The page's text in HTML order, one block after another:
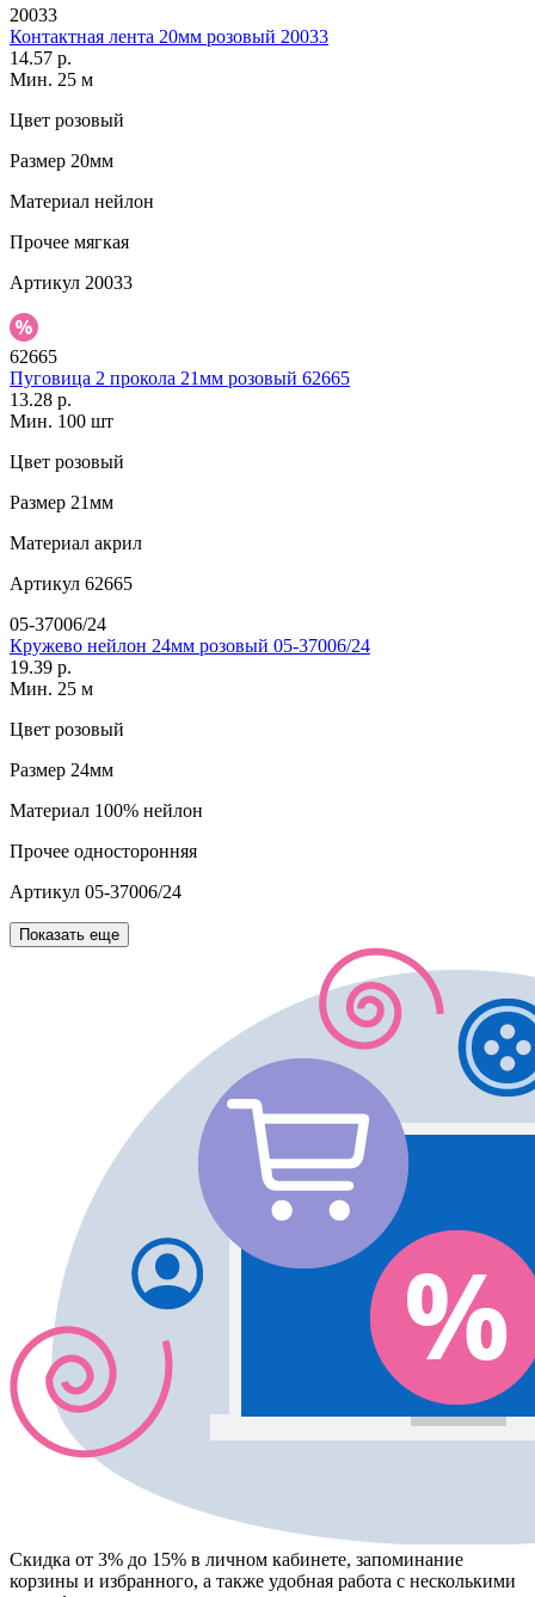
20033
Контактная лента 20мм розовый 20033
14.57 р.
Мин. 25 м
Цвет розовый
Размер 20мм
Материал нейлон
Прочее мягкая
Артикул 20033
62665
Пуговица 2 прокола 21мм розовый 62665
13.28 р.
Мин. 100 шт
Цвет розовый
Размер 21мм
Материал акрил
Артикул 62665
05-37006/24
Кружево нейлон 24мм розовый 05-37006/24
19.39 р.
Мин. 25 м
Цвет розовый
Размер 24мм
Материал 100% нейлон
Прочее односторонняя
Артикул 05-37006/24
Показать еще
Скидка от 3% до 15% в личном кабинете, запоминание
корзины и избранного, а также удобная работа с несколькими